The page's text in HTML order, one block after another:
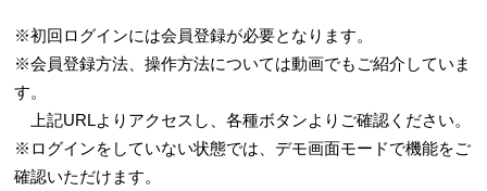
※初回ログインには会員登録が必要となります。
※会員登録方法、操作方法については動画でもご紹介していま
す。
上記URLよりアクセスし、各種ボタンよりご確認ください。
※ログインをしていない状態では、デモ画面モードで機能をご
確認いただけます。